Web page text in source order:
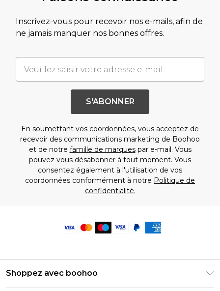
Inscrivez-vous pour recevoir nos e-mails, afin de
ne jamais manquer nos bonnes offres.
S'ABONNER
En soumettant vos coordonnées, vous acceptez de
recevoir des communications marketing de Boohoo
et de notre famille de marquespar e-mail. Vous
pouvez vous désabonner à tout moment. Vous
consentez également à l'utilisation de vos
coordonnées conformément à notre Politique de
confidentialité.
Shoppez avec boohoo